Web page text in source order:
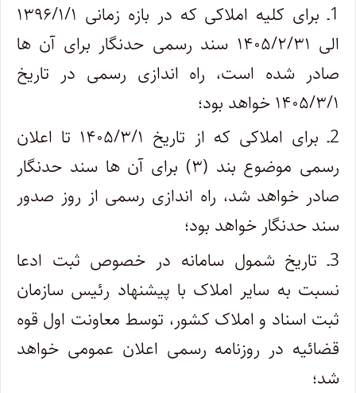
1ـ برای کلیه املاکی که در بازه زمانی ۱۳۹۶/۱/۱
الی ۱۴۰۵/۲/۳۱ سند رسمی حدنگار برای آن ها
صادر شده است، راه اندازی رسمی در تاریخ
۱۴۰۵/۳/۱ خواهد بود؛
2ـ برای املاکی که از تاریخ ۱۴۰۵/۳/۱ تا اعلان
رسمی موضوع بند (۳) برای آن ها سند حدنگار
صادر خواهد شد، راه اندازی رسمی از روز صدور
سند حدنگار خواهد بود؛
3ـ تاریخ شمول سامانه در خصوص ثبت ادعا
نسبت به سایر املاک با پیشنهاد رئیس سازمان
ثبت اسناد و املاک کشور، توسط معاونت اول قوه
قضائیه در روزنامه رسمی اعلان عمومی خواهد
شد؛